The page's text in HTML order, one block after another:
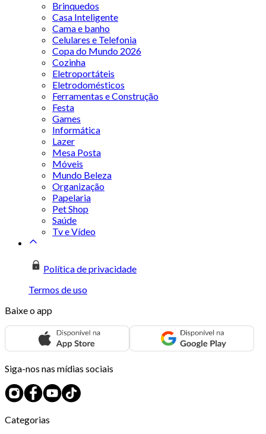
Brinquedos
Casa Inteligente
Cama e banho
Celulares e Telefonia
Copa do Mundo 2026
Cozinha
Eletroportáteis
Eletrodomésticos
Ferramentas e Construção
Festa
Games
Informática
Lazer
Mesa Posta
Móveis
Mundo Beleza
Organização
Papelaria
Pet Shop
Saúde
Tv e Vídeo
Política de privacidade
Termos de uso
Baixe o app
Siga-nos nas mídias sociais
Categorias